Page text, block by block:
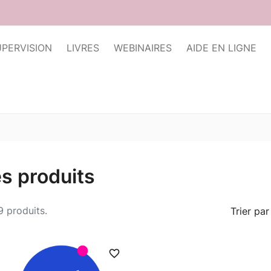
LIVRES WEBINAIRES AIDE EN LIGNE
produits
produits. Trier par
favorite_border